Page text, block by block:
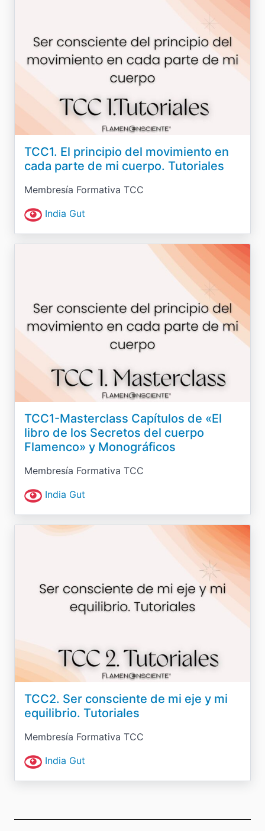
TCC1. El principio del movimiento en
cada parte de mi cuerpo. Tutoriales
Membresía Formativa TCC
India Gut
TCC1-Masterclass Capítulos de «El
libro de los Secretos del cuerpo
Flamenco» y Monográficos
Membresía Formativa TCC
India Gut
TCC2. Ser consciente de mi eje y mi
equilibrio. Tutoriales
Membresía Formativa TCC
India Gut